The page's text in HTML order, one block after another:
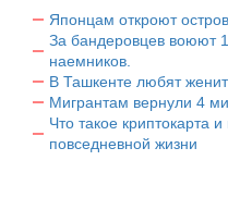
Японцам откроют
За бандеровцев воюют
наемников.
В Ташкенте любят
Мигрантам вернули 4
Что такое криптокарта и
повседневной жизни